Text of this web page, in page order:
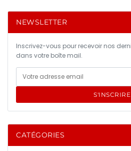
NEWSLETTER
Inscrivez-vous pour recevoir nos
dans votre boîte mail.
S'INSCRIRE
CATÉGORIES